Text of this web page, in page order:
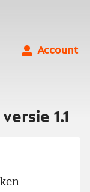
Account
1.1